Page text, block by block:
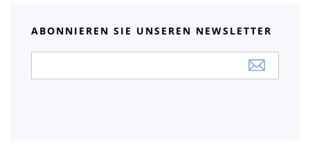
ABONNIEREN SIE UNSEREN NEWSLETTER
Newsletter: